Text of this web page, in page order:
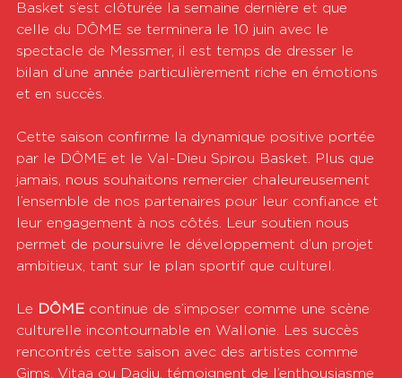
Basket s’est clôturée la semaine dernière et que
celle du DÔME se terminera le 10 juin avec le
spectacle de Messmer, il est temps de dresser le
bilan d’une année particulièrement riche en émotions
et en succès.
Cette saison confirme la dynamique positive portée
par le DÔME et le Val-Dieu Spirou Basket. Plus que
jamais, nous souhaitons remercier chaleureusement
l’ensemble de nos partenaires pour leur confiance et
leur engagement à nos côtés. Leur soutien nous
permet de poursuivre le développement d’un projet
ambitieux, tant sur le plan sportif que culturel.
Le DÔME continue de s’imposer comme une scène
culturelle incontournable en Wallonie. Les succès
rencontrés cette saison avec des artistes comme
Gims, Vitaa ou Dadju, témoignent de l’enthousiasme